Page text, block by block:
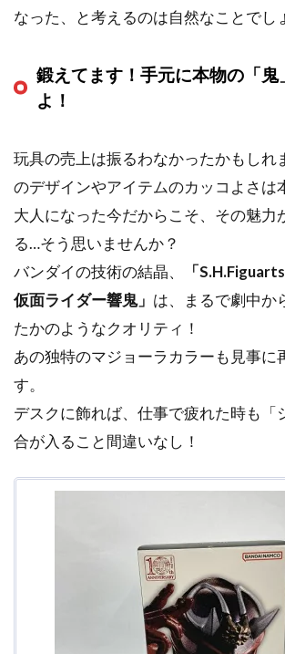
なった、と考えるのは自然なことでし
鍛えてます！手元に本物の「鬼
よ！
玩具の売上は振るわなかったかもしれ
のデザインやアイテムのカッコよさは
大人になった今だからこそ、その魅力
る…そう思いませんか？
バンダイの技術の結晶、
「
仮面ライダー響鬼」 は、まるで劇中か
たかのようなクオリティ！
あの独特のマジョーラカラーも見事に
す。
デスクに飾れば、仕事で疲れた時も「
合が入ること間違いなし！